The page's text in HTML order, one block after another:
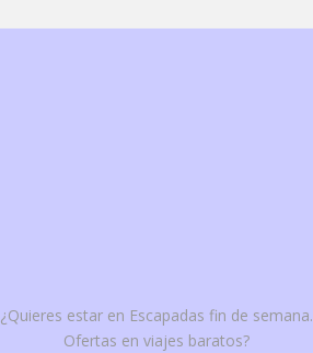
¿Quieres estar en Escapadas fin de semana.
Ofertas en viajes baratos?